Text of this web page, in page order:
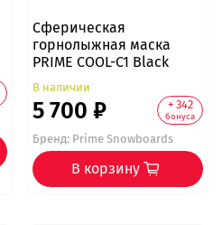
Сферическая
горнолыжная маска
PRIME COOL-C1 Black
В наличии
5 700 ₽ + 342
бонуса
Бренд:Prime Snowboards
В корзину